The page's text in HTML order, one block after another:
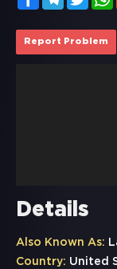
Report Problem
Details
Also Known As:
Country: United